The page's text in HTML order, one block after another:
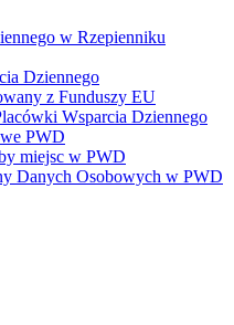
w Rzepienniku
Dziennego
z Funduszy EU
Wsparcia Dziennego
PWD
miejsc w PWD
Danych Osobowych w PWD